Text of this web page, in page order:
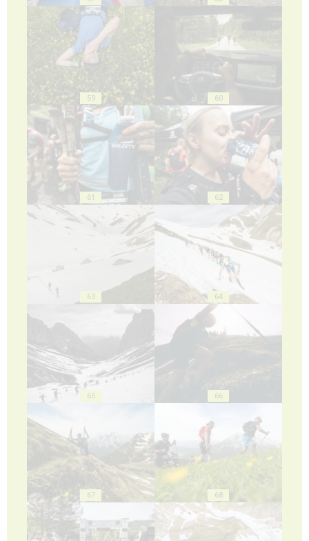
59 60
61 62
63 64
65 66
67 68